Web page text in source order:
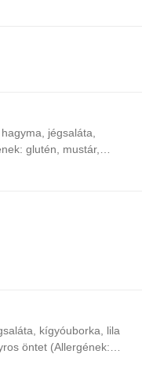
jégsaláta,
glutén, mustár,
kígyóuborka, lila
öntet (Allergének: